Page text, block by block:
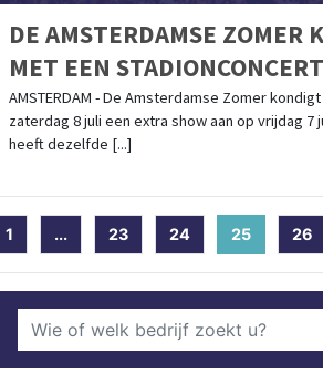
DE AMSTERDAMSE ZOMER
MET EEN
JULI EN ZATERDAG 8 JULI
AMSTERDAM - De Amsterdamse Zomer
zaterdag 8 juli een extra show aan op vrijdag 7
heeft dezelfde [...]
1 ... 23 24 25 (current)
26